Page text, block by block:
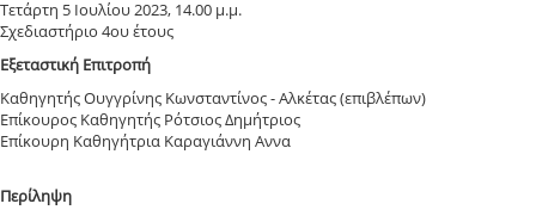
Τετάρτη 5 Ιουλίου 2023, 14.00 μ.μ.
Σχεδιαστήριο 4ου έτους
Εξεταστική Επιτροπή
Καθηγητής Ουγγρίνης Κωνσταντίνος - Αλκέτας (επιβλέπων)
Επίκουρος Καθηγητής Ρότσιος Δημήτριος
Επίκουρη Καθηγήτρια Καραγιάννη Αννα
Περίληψη